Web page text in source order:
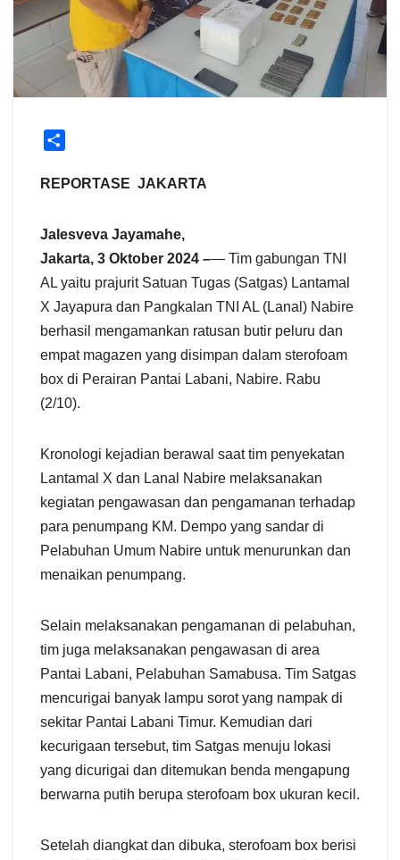
a
REPORTASE JAKARTA
Jalesveva Jayamahe,
Jakarta, 3 Oktober 2024 –— Tim gabungan TNI
AL yaitu prajurit Satuan Tugas (Satgas) Lantamal
X Jayapura dan Pangkalan TNI AL (Lanal) Nabire
berhasil mengamankan ratusan butir peluru dan
empat magazen yang disimpan dalam sterofoam
box di Perairan Pantai Labani, Nabire. Rabu
(2/10).
Kronologi kejadian berawal saat tim penyekatan
Lantamal X dan Lanal Nabire melaksanakan
kegiatan pengawasan dan pengamanan terhadap
para penumpang KM. Dempo yang sandar di
Pelabuhan Umum Nabire untuk menurunkan dan
menaikan penumpang.
Selain melaksanakan pengamanan di pelabuhan,
tim juga melaksanakan pengawasan di area
Pantai Labani, Pelabuhan Samabusa. Tim Satgas
mencurigai banyak lampu sorot yang nampak di
sekitar Pantai Labani Timur. Kemudian dari
kecurigaan tersebut, tim Satgas menuju lokasi
yang dicurigai dan ditemukan benda mengapung
berwarna putih berupa sterofoam box ukuran kecil.
Setelah diangkat dan dibuka, sterofoam box berisi